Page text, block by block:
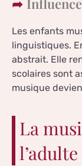
Les enfants
linguistiques.
abstrait. Elle
scolaires sont
musique
La
l’adulte